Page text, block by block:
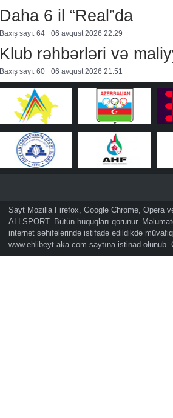
Daha 6 il “Real”da
Baxış sayı: 64 06 avqust 2026 22:29
Klub rəhbərləri və
Baxış sayı: 60 06 avqust 2026 21:51
Sayt Mozilla Firefox, Google Chrome, Opera
ALLSPORT. Bütün hüquqları qorunur.
internet səhifələrində istifadə edildikdə
www.ehlibeyt-aka.com saytına istinad olunub.